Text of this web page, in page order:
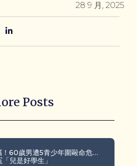
28 9 月, 2025
Posts
！60歲男遭5青少年圍毆命危…
兒是好學生」